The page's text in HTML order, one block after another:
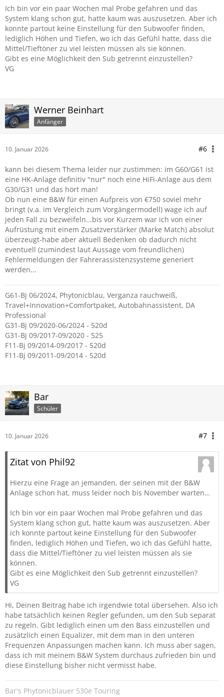
Ich bin vor ein paar Wochen mal Probe gefahren und das
System klang schon gut, hatte kaum was auszusetzen. Aber ich
konnte partout keine Einstellung für den Subwoofer finden,
lediglich Höhen und Tiefen, wo ich das Gefühl hatte, dass die
Mittel/Tieftöner zu viel leisten müssen als sie können.
Gibt es eine Möglichkeit den Sub getrennt einzustellen?
VG
Werner Beinhart
Anfänger
10. Januar 2026 #6
kann bei diesem Thema leider nur zustimmen: im G60/G61 ist
eine HK-Anlage definitiv "nur" noch eine HiFi-Anlage aus dem
G30/G31 und das hört man!
Ob nun eine B&W für einen Aufpreis von €750 soviel mehr
bringt (v.a. im Vergleich zum Vorgängermodell) wage ich auf
jeden Fall zu bezweifeln...bis vor Kurzem war ich von einer
Aufrüstung mit einem Zusatzverstärker (Marke Match) absolut
überzeugt-habe aber aktuell Bedenken ob dadurch nicht
eventuell (zumindest laut Aussage vom freundlichen)
Fehlermeldungen der Fahrerassistenzsysteme generiert
werden...
G61-Bj 06/2024, Phytonicblau, Verganza rauchweiß,
Travel+Innovation+Comfortpaket, Autobahnassistent, DA
Professional
G31-Bj 09/2020-06/2024 - 520d
G31-Bj 09/2017-09/2020 - 525
F11-Bj 09/2014-09/2017 - 520d
F11-Bj 09/2011-09/2014 - 520d
Bar
Schüler
10. Januar 2026 #7
Zitat von Phil92
Hierzu eine Frage an jemanden, der seinen mit der B&W
Anlage schon hat, muss leider noch bis November warten…
Ich bin vor ein paar Wochen mal Probe gefahren und das
System klang schon gut, hatte kaum was auszusetzen. Aber
ich konnte partout keine Einstellung für den Subwoofer
finden, lediglich Höhen und Tiefen, wo ich das Gefühl hatte,
dass die Mittel/Tieftöner zu viel leisten müssen als sie
können.
Gibt es eine Möglichkeit den Sub getrennt einzustellen?
VG
Hi, Deinen Beitrag habe ich irgendwie total übersehen. Also ich
habe tatsächlich keinen Regler gefunden, um den Sub separat
zu regeln. Gibt lediglich einen um den Bass einzustellen und
zusätzlich einen Equalizer, mit dem man in den unteren
Frequenzen Anpassungen machen kann. Ich muss aber sagen,
dass ich mit meinem B&W System durchaus zufrieden bin und
diese Einstellung bisher nicht vermisst habe.
Bar's Phytonicblauer 530e Touring